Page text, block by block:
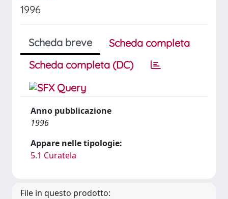
1996
Scheda breve
Scheda completa
Scheda completa (DC)
Anno pubblicazione
1996
Appare nelle tipologie:
5.1 Curatela
File in questo prodotto: